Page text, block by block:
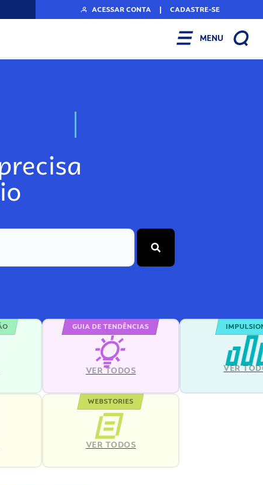
ACESSAR CONTA | CADASTRE-SE
MENU
N
GUIA DE TENDÊNCIAS
VER TODOS VER
WEBSTORIES
VER TODOS